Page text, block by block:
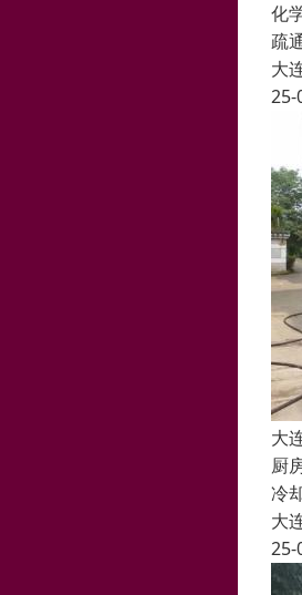
化
疏
大
25-
大
厨
冷
大
25-